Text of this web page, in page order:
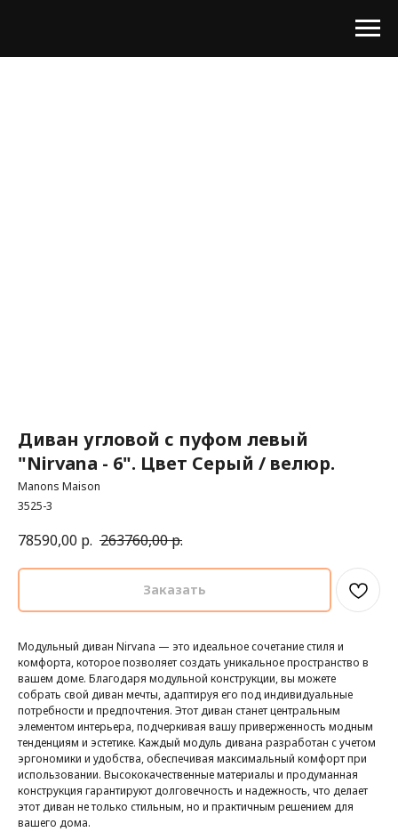
Диван угловой с пуфом левый
"Nirvana - 6". Цвет Серый / велюр.
Manons Maison
3525-3
78590,00 р. 263760,00р.
Заказать
Модульный диван Nirvana — это идеальное сочетание стиля и
комфорта, которое позволяет создать уникальное пространство в
вашем доме. Благодаря модульной конструкции, вы можете
собрать свой диван мечты, адаптируя его под индивидуальные
потребности и предпочтения. Этот диван станет центральным
элементом интерьера, подчеркивая вашу приверженность модным
тенденциям и эстетике. Каждый модуль дивана разработан с учетом
эргономики и удобства, обеспечивая максимальный комфорт при
использовании. Высококачественные материалы и продуманная
конструкция гарантируют долговечность и надежность, что делает
этот диван не только стильным, но и практичным решением для
вашего дома.